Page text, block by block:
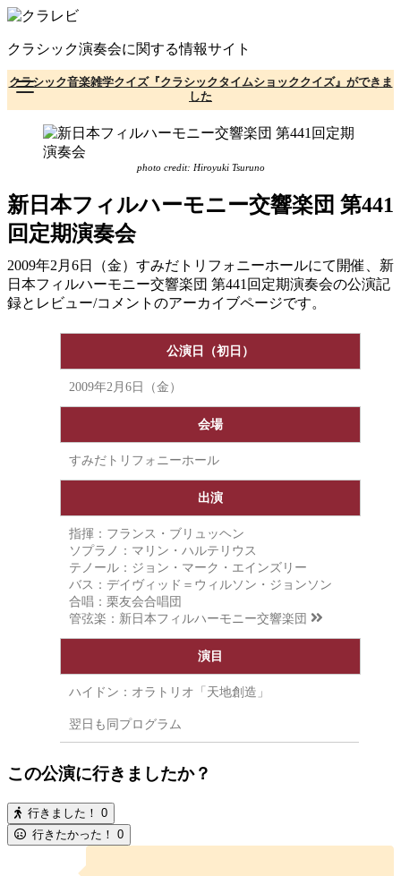
コ
テ
ン
ツ
へ
クラシック演奏会に関する情報サイト
クラシック音楽雑学クイズ『クラシックタイムショッククイズ』ができま
した
photo credit: Hiroyuki Tsuruno
新日本フィルハーモニー交響楽団 第441
回定期演奏会
2009年2月6日（金）すみだトリフォニーホールにて開催、新
日本フィルハーモニー交響楽団 第441回定期演奏会の公演記
録とレビュー/コメントのアーカイブページです。
公演日（初日）
2009年2月6日（金）
会場
すみだトリフォニーホール
出演
指揮：フランス・ブリュッヘン
ソプラノ：マリン・ハルテリウス
テノール：ジョン・マーク・エインズリー
バス：デイヴィッド＝ウィルソン・ジョンソン
合唱：栗友会合唱団
管弦楽： 新日本フィルハーモニー交響楽団
演目
ハイドン：オラトリオ「天地創造」
翌日も同プログラム
この公演に行きましたか？
行きました！ 0
行きたかった！ 0